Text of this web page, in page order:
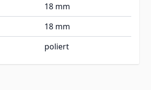
18 mm
18 mm
poliert